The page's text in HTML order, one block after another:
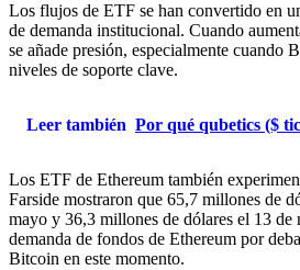
Los flujos de ETF se han convertido en
de demanda institucional. Cuando
se añade presión, especialmente cuando
niveles de soporte clave.
Leer también Por qué qubetics ($
Los ETF de Ethereum también
Farside mostraron que 65,7 millones de
mayo y 36,3 millones de dólares el 13 de
demanda de fondos de Ethereum por
Bitcoin en este momento.